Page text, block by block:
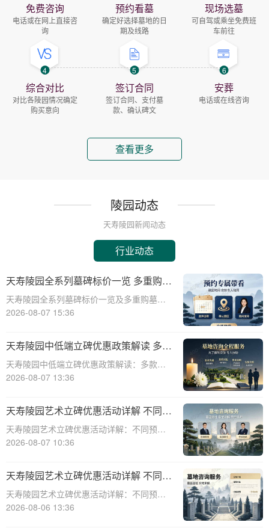
免费咨询
电话或在网上直接咨
询
预约看墓
确定好选择墓地的日
期及线路
现场选墓
可自驾或乘坐免费班
车前往
4
综合对比
对比各陵园情况确定
购买意向
5
签订合同
签订合同、支付墓
款、确认碑文
6
安葬
电话或在线咨询
查看更多
陵园动态
天寿陵园新闻动态
行业动态
天寿陵园全系列墓碑标价一览 多重购墓
优惠限时申领政策详解
天寿陵园全系列墓碑标价一览及多重购墓优
惠限时申领政策详解☎ 天寿陵园电话:400-
理解越来越深刻，因此对于身后事的安排也
越来越重视。墓碑作为逝者最后的尊
2026-08-07 15:36
天寿陵园中低端立碑优惠政策解读 多款
特价墓位限时开抢
天寿陵园中低端立碑优惠政策解读：多款特
价墓位限时开抢☎ 天寿陵园电话:400-838-
直致力于为家属提供优质、便捷的殡葬服
务。随着社会的发展和人们生活水平的
2026-08-07 13:36
天寿陵园艺术立碑优惠活动详解 不同预
算专属让利方案
天寿陵园艺术立碑优惠活动详解：不同预算
专属让利方案☎ 天寿陵园电话:400-838-
一，一直以其独特的艺术氛围和高品质的服
务赢得了广泛赞誉。为了满足不同客户
2026-08-07 10:36
天寿陵园艺术立碑优惠活动详解 不同预
算专属让利方案详解
天寿陵园艺术立碑优惠活动详解：不同预算
专属让利方案详解☎ 天寿陵园电话:400-838-
2026-08-06 13:36